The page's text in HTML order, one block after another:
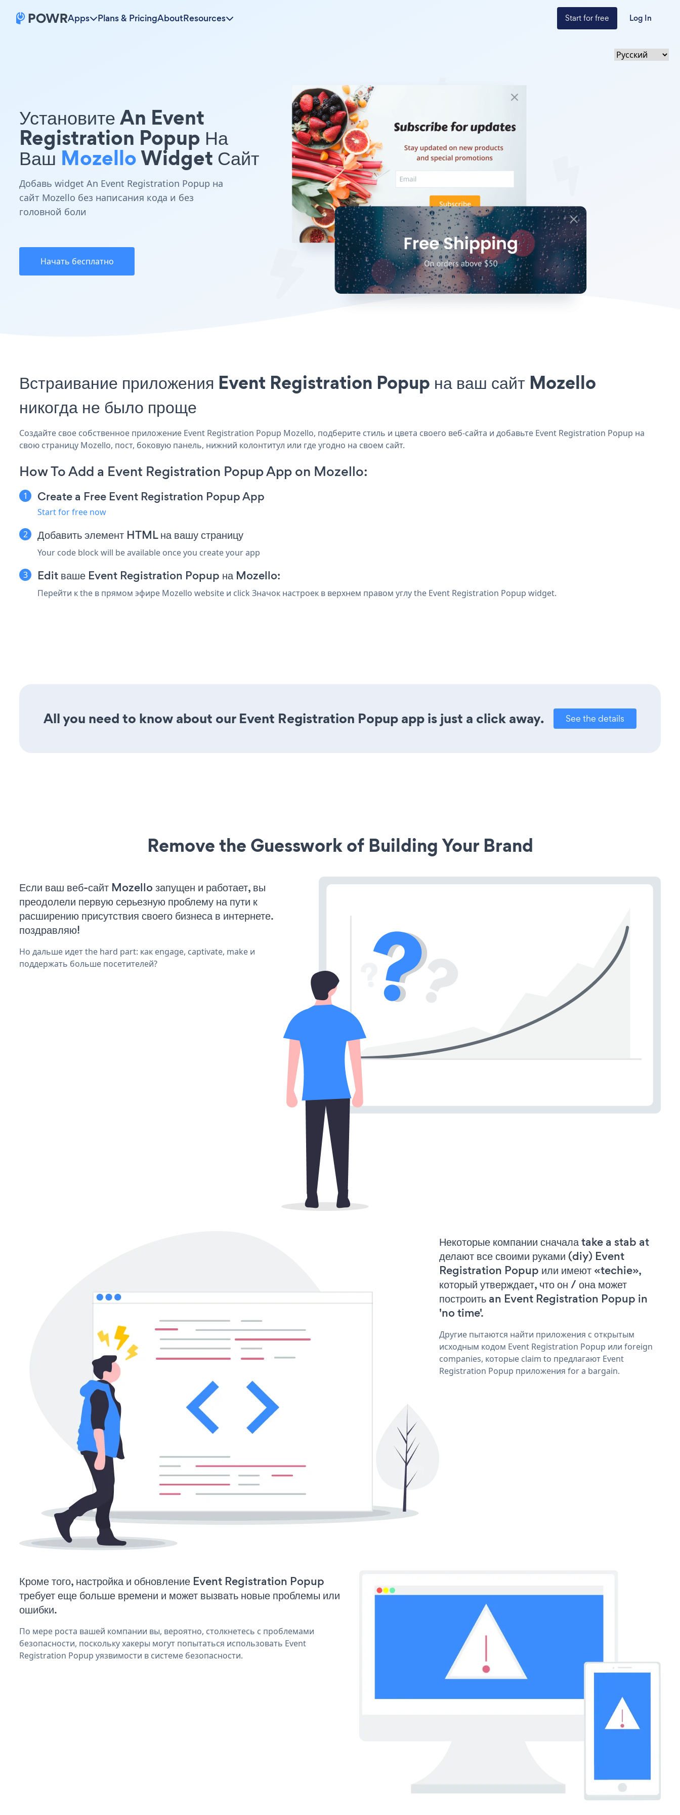
Apps Plans & PricingAboutResources Start for free Log In
Установите An Event
Registration Popup На
Ваш MozelloWidget Сайт
Добавь widget An Event Registration Popup на
сайт Mozello без написания кода и без
головной боли
Начать бесплатно
Встраивание приложения Event Registration Popup на ваш сайт Mozello
никогда не было проще
Создайте свое собственное приложение Event Registration Popup Mozello, подберите стиль и цвета своего веб-сайта и добавьте Event Registration Popup на
свою страницу Mozello, пост, боковую панель, нижний колонтитул или где угодно на своем сайт.
How To Add a Event Registration Popup App on Mozello:
Create a Free Event Registration Popup App
Start for free now
Добавить элемент HTML на вашу страницу
Your code block will be available once you create your app
Edit ваше Event Registration Popup на Mozello:
Перейти к the в прямом эфире Mozello website и click Значок настроек в верхнем правом углу the Event Registration Popup widget.
All you need to know about our Event Registration Popup app is just a click away. See the details
Remove the Guesswork of Building Your Brand
Если ваш веб-сайт Mozello запущен и работает, вы
преодолели первую серьезную проблему на пути к
расширению присутствия своего бизнеса в интернете.
поздравляю!
Но дальше идет the hard part: как engage, captivate, make и
поддержать больше посетителей?
Некоторые компании сначала take a stab at
делают все своими руками (diy) Event
Registration Popup или имеют «techie»,
который утверждает, что он / она может
построить an Event Registration Popup in
'no time'.
Другие пытаются найти приложения с открытым
исходным кодом Event Registration Popup или foreign
companies, которые claim to предлагают Event
Registration Popup приложения for a bargain.
Кроме того, настройка и обновление Event Registration Popup
требует еще больше времени и может вызвать новые проблемы или
ошибки.
По мере роста вашей компании вы, вероятно, столкнетесь с проблемами
безопасности, поскольку хакеры могут попытаться использовать Event
Registration Popup уязвимости в системе безопасности.